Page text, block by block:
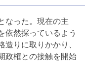
なった。現在の主
依然探っているよう
りに取りかかり、
政権との接触を開始